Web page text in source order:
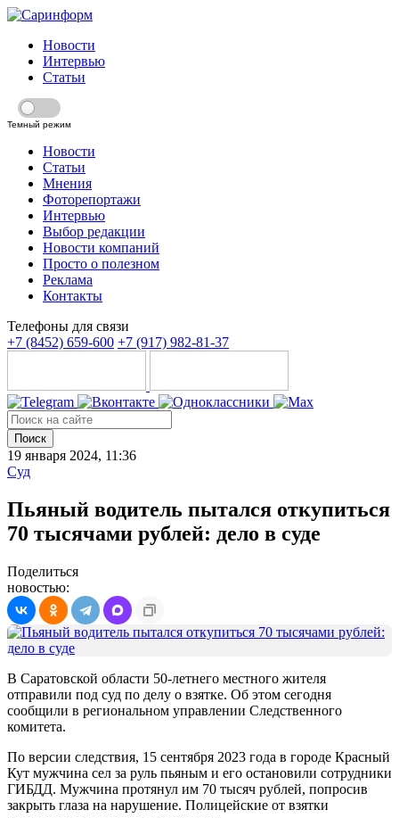
Новости
Интервью
Статьи
Темный режим
Новости
Статьи
Мнения
Фоторепортажи
Интервью
Выбор редакции
Новости компаний
Просто о полезном
Реклама
Контакты
Телефоны для связи
+7 (8452) 659-600 +7 (917) 982-81-37
Поиск
19 января 2024, 11:36
Суд
Пьяный водитель пытался откупиться
70 тысячами рублей: дело в суде
Поделиться
новостью:
В Саратовской области 50-летнего местного жителя
отправили под суд по делу о взятке. Об этом сегодня
сообщили в региональном управлении Следственного
комитета.
По версии следствия, 15 сентября 2023 года в городе Красный
Кут мужчина сел за руль пьяным и его остановили сотрудники
ГИБДД. Мужчина протянул им 70 тысяч рублей, попросив
закрыть глаза на нарушение. Полицейские от взятки